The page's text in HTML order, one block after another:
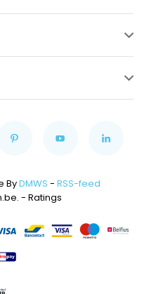
ByDMWS - RSS-feed
- Ratings